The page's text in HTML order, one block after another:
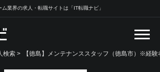
業界の求人・転職サイトは「IT転職ナビ」
検索 > 【徳島】メンテナンススタッフ（徳島市）※経験